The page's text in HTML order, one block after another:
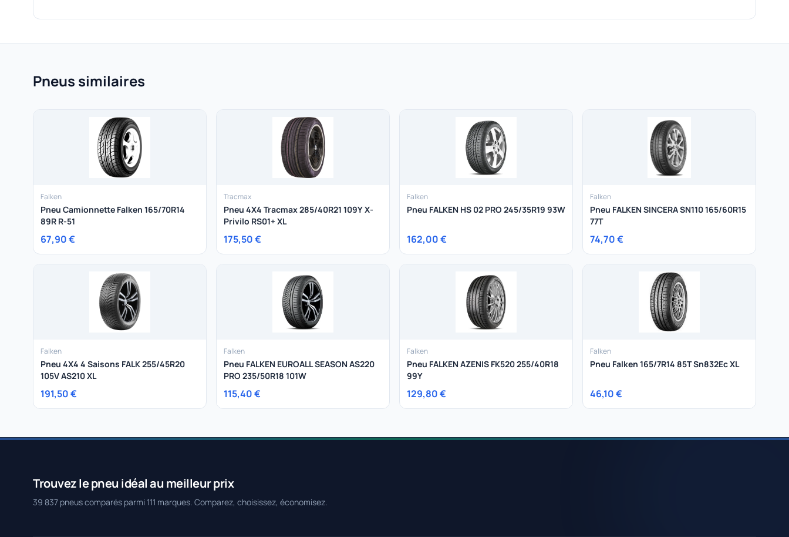
Pneus similaires
Falken
Pneu Camionnette Falken 165/70R14
89R R-51
67,90 €
Tracmax
Pneu 4X4 Tracmax 285/40R21 109Y X-
Privilo RS01+ XL
175,50 €
Falken
Pneu FALKEN HS 02 PRO 245/35R19 93W
162,00 €
Falken
Pneu FALKEN SINCERA SN110 165/60R15
77T
74,70 €
Falken
Pneu 4X4 4 Saisons FALK 255/45R20
105V AS210 XL
191,50 €
Falken
Pneu FALKEN EUROALL SEASON AS220
PRO 235/50R18 101W
115,40 €
Falken
Pneu FALKEN AZENIS FK520 255/40R18
99Y
129,80 €
Falken
Pneu Falken 165/7R14 85T Sn832Ec XL
46,10 €
Trouvez le pneu idéal au meilleur prix
39 837 pneus comparés parmi 111 marques. Comparez, choisissez, économisez.